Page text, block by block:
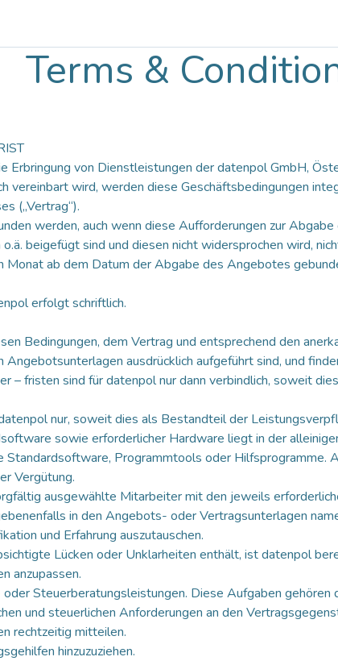
Terms &
von Dienstleistungen der datenpol GmbH,
vereinbart wird, werden diese Geschäftsbedingungen
(„Vertrag“).
werden, auch wenn diese Aufforderungen zur
beigefügt sind und diesen nicht widersprochen wird,
ab dem Datum der Abgabe des Angebotes
erfolgt schriftlich.
Bedingungen, dem Vertrag und entsprechend den
Angebotsunterlagen ausdrücklich aufgeführt sind, und
– fristen sind für datenpol nur dann verbindlich, soweit
nur, soweit dies als Bestandteil der
sowie erforderlicher Hardware liegt in der
Programmtools oder Hilfsprogramme.
Vergütung.
ausgewählte Mitarbeiter mit den jeweils
in den Angebots- oder Vertragsunterlagen
und Erfahrung auszutauschen.
Lücken oder Unklarheiten enthält, ist datenpol
anzupassen.
Steuerberatungsleistungen. Diese Aufgaben gehören
und steuerlichen Anforderungen an den
rechtzeitig mitteilen.
hinzuzuziehen.